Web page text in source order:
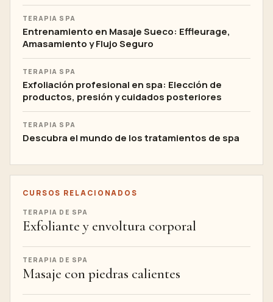
TERAPIA SPA
Entrenamiento en Masaje Sueco: Effleurage,
Amasamiento y Flujo Seguro
TERAPIA SPA
Exfoliación profesional en spa: Elección de
productos, presión y cuidados posteriores
TERAPIA SPA
Descubra el mundo de los tratamientos de spa
CURSOS RELACIONADOS
TERAPIA DE SPA
Exfoliante y envoltura corporal
TERAPIA DE SPA
Masaje con piedras calientes